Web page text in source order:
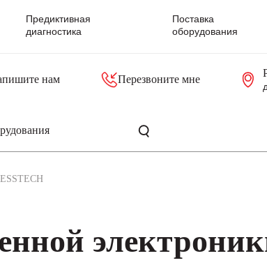
Предиктивная
диагностика
Поставка
оборудования
нам Перезвоните мне